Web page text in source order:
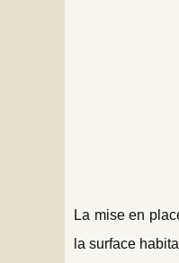
La mise en
la surface